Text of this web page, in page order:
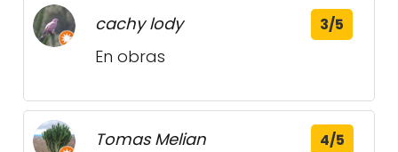
cachy lody 3/5
En obras
Tomas Melian 4/5